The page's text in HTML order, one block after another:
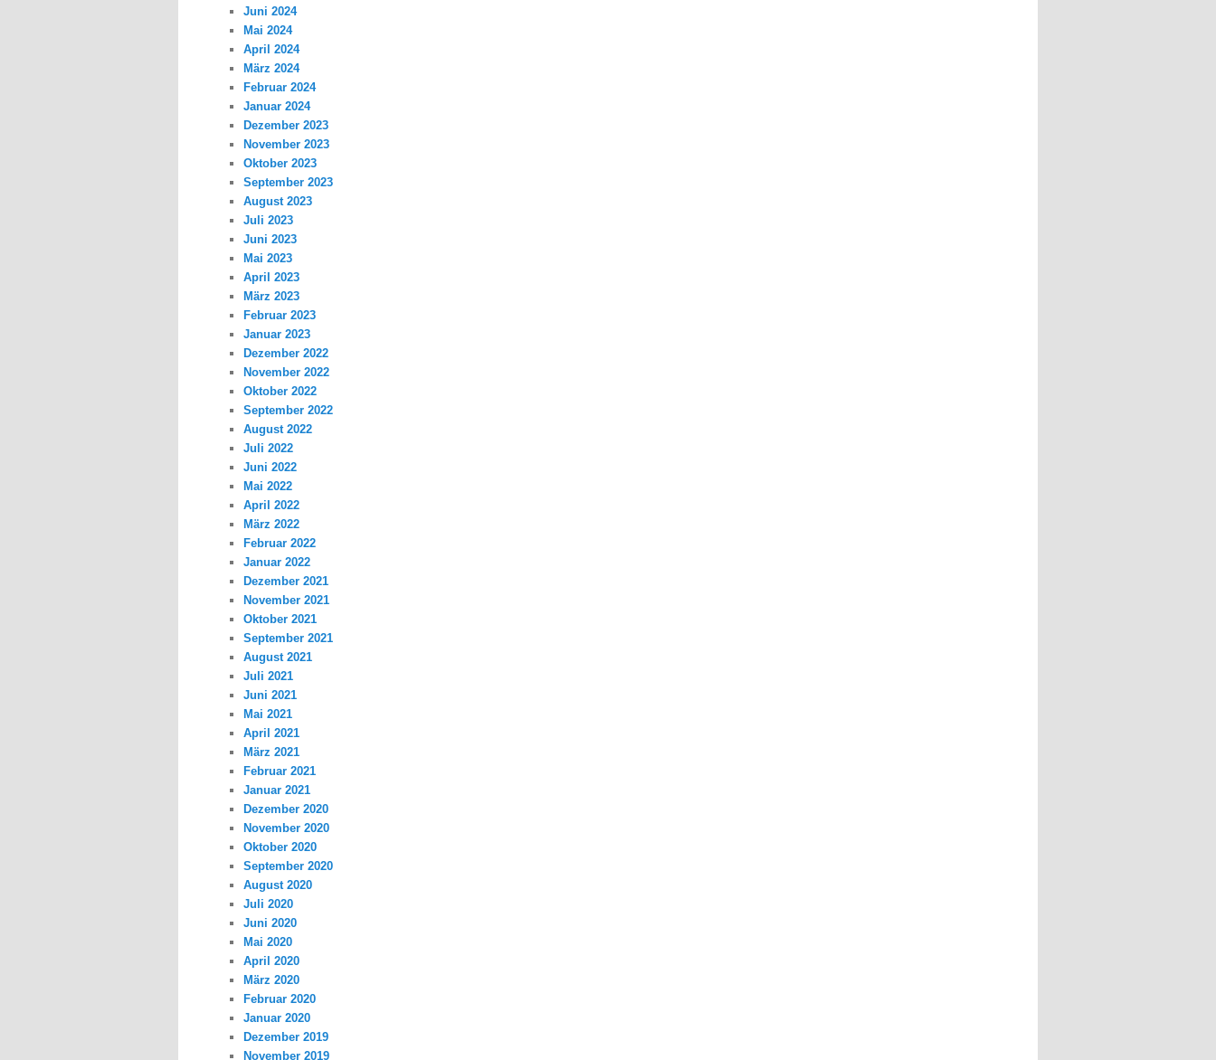
Juni 2024
Mai 2024
April 2024
März 2024
Februar 2024
Januar 2024
Dezember 2023
November 2023
Oktober 2023
September 2023
August 2023
Juli 2023
Juni 2023
Mai 2023
April 2023
März 2023
Februar 2023
Januar 2023
Dezember 2022
November 2022
Oktober 2022
September 2022
August 2022
Juli 2022
Juni 2022
Mai 2022
April 2022
März 2022
Februar 2022
Januar 2022
Dezember 2021
November 2021
Oktober 2021
September 2021
August 2021
Juli 2021
Juni 2021
Mai 2021
April 2021
März 2021
Februar 2021
Januar 2021
Dezember 2020
November 2020
Oktober 2020
September 2020
August 2020
Juli 2020
Juni 2020
Mai 2020
April 2020
März 2020
Februar 2020
Januar 2020
Dezember 2019
November 2019